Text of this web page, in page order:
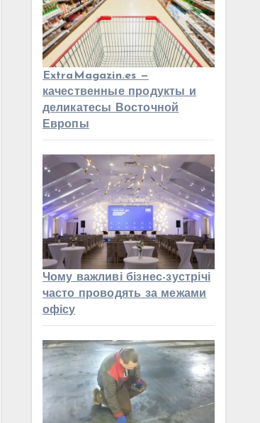
ExtraMagazin.es —
качественные продукты и
деликатесы Восточной
Европы
Чому важливі бізнес-зустрічі
часто проводять за межами
офісу